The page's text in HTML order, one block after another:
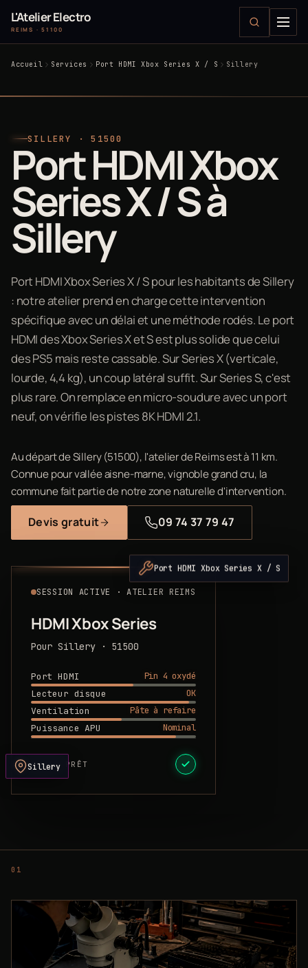
L'Atelier Electro
REIMS · 51100
Accueil Services Port HDMI Xbox Series X / S Sillery
SILLERY · 51500
Port HDMI Xbox
Series X / S à
Sillery
Port HDMI Xbox Series X / S pour les habitants de Sillery
: notre atelier prend en charge cette intervention
spécifique avec un délai et une méthode rodés. Le port
HDMI des Xbox Series X et S est plus solide que celui
des PS5 mais reste cassable. Sur Series X (verticale,
lourde, 4,4 kg), un coup latéral suffit. Sur Series S, c'est
plus rare. On remplace en micro-soudure avec un port
neuf, on vérifie les pistes 8K HDMI 2.1.
Au départ de Sillery (51500), l'atelier de Reims est à 11 km.
Connue pour vallée aisne-marne, vignoble grand cru, la
commune fait partie de notre zone naturelle d'intervention.
Devis gratuit 09 74 37 79 47
SESSION ACTIVE · ATELIER REIMS
HDMI Xbox Series
Pour Sillery · 51500
Port HDMI
Pin 4 oxydé
Lecteur disque
OK
Ventilation
Pâte à refaire
Puissance APU
Nominal
DEVIS PRÊT
Port HDMI Xbox Series X / S
Sillery